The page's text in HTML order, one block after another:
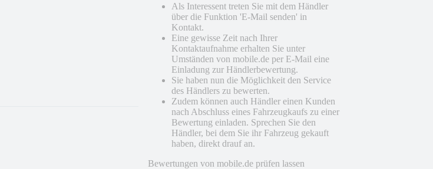
Als Interessent treten Sie mit dem Händler
über die Funktion 'E-Mail senden' in
Kontakt.
Eine gewisse Zeit nach Ihrer
Kontaktaufnahme erhalten Sie unter
Umständen von mobile.de per E-Mail eine
Einladung zur Händlerbewertung.
Sie haben nun die Möglichkeit den Service
des Händlers zu bewerten.
Zudem können auch Händler einen Kunden
nach Abschluss eines Fahrzeugkaufs zu einer
Bewertung einladen. Sprechen Sie den
Händler, bei dem Sie ihr Fahrzeug gekauft
haben, direkt drauf an.
Bewertungen von mobile.de prüfen lassen